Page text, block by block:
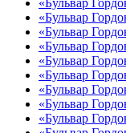
«Бульвар
«Бульвар
«Бульвар
«Бульвар
«Бульвар
«Бульвар
«Бульвар
«Бульвар